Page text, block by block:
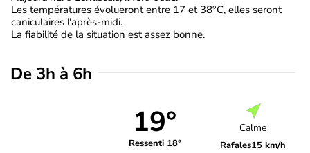
Les températures évolueront entre 17 et 38°C, elles seront
caniculaires l'après-midi.
La fiabilité de la situation est assez bonne.
De 3h à 6h
19°
Ressenti 18°
Calme
Rafales15 km/h